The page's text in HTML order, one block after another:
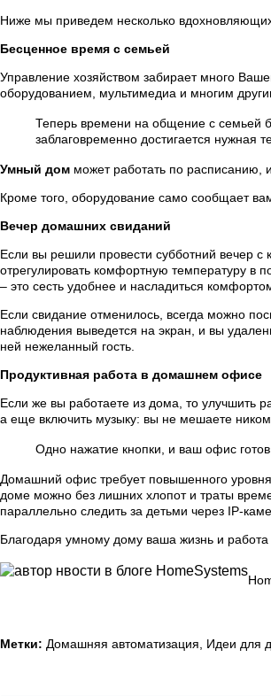
Ниже мы приведем несколько
Бесценное время с семьей
Управление хозяйством забирает много
оборудованием, мультимедиа и многим
Теперь времени на общение с семьей
заблаговременно достигается нужная
Умный дом может работать по расписанию,
Кроме того, оборудование само сообщает
Вечер домашних свиданий
Если вы решили провести субботний вечер
отрегулировать комфортную температуру в
– это сесть удобнее и насладиться
Если свидание отменилось, всегда можно
наблюдения выведется на экран, и вы
ней нежеланный гость.
Продуктивная работа в домашнем офисе
Если же вы работаете из дома, то улучшить
а еще включить музыку: вы не мешаете
Одно нажатие кнопки, и ваш офис
Домашний офис требует повышенного
доме можно без лишних хлопот и траты
параллельно следить за детьми через IP-
Благодаря умному дому ваша жизнь и
Метки: Домашняя автоматизация, Идеи для